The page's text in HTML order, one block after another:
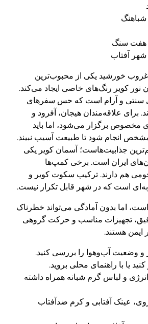
هفت سنگ
آفتاب
خورشید یکی از محبوب‌ترین
نور کویر رنگ‌های خاصی ایجاد می‌کند.
سنتی و آرام است که حس سفرهای
برای علاقه‌مندان هیجان، آفرود و
مخصوص برگزار می‌شود، اما باید
انجام شود تا طبیعت آسیب نبیند.
جذابیت‌هاست؛ آسمان کویر یکی
ایران است. برخی کمپ‌ها
هم دارند. ترکیب سکوت کویر و
است که در شهر قابل تکرار نیست.
اما بدون آمادگی می‌تواند خطرناک
تجهیزات مناسب و حرکت گروهی
هستند.
وضعیت آب‌وهوا را بررسی کنید.
یا با راهنمای محلی بروید.
و لباس گرم شبانه همراه داشته
عینک آفتابی و کرم ضدآفتاب